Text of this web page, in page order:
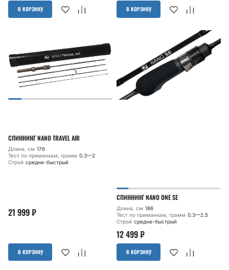
В КОРЗИНУ В КОРЗИНУ
СПИННИНГ NANO TRAVEL AIR
Длина, см 176
Тест по приманкам, грамм 0.3—2
Строй средне-быстрый
21 999₽
В КОРЗИНУ
СПИННИНГ NANO ONE SE
Длина, см 186
Тест по приманкам, грамм 0.3—2.5
Строй средне-быстрый
12 499₽
В КОРЗИНУ